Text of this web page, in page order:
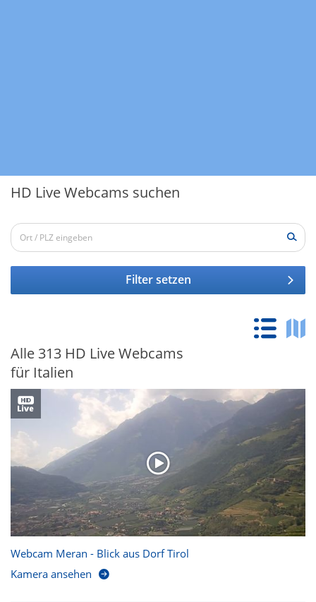
HD Live Webcams suchen
Filter setzen
Alle 313 HD Live Webcams
für Italien
Webcam Meran - Blick aus Dorf Tirol
Kamera ansehen